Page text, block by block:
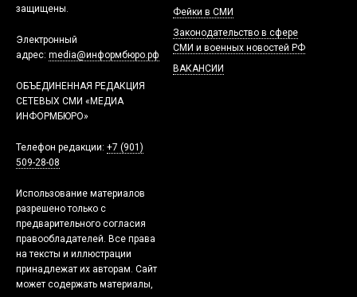
защищены.
Электронный
адрес: media@информбюро.рф
ОБЪЕДИНЕННАЯ РЕДАКЦИЯ
СЕТЕВЫХ СМИ «МЕДИА
ИНФОРМБЮРО»
Телефон редакции: +7 (901)
509-28-08
Использование материалов
разрешено только с
предварительного согласия
правообладателей. Все права
на тексты и иллюстрации
принадлежат их авторам. Сайт
может содержать материалы,
Фейки в СМИ
Законодательство в сфере
СМИ и военных новостей РФ
ВАКАНСИИ